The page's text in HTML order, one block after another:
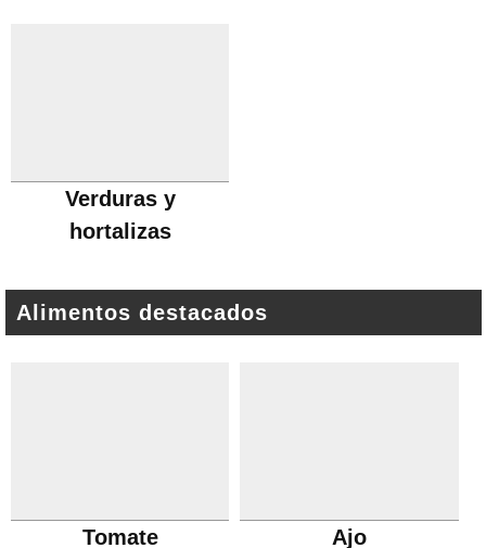
Verduras y
hortalizas
Alimentos destacados
Tomate Ajo